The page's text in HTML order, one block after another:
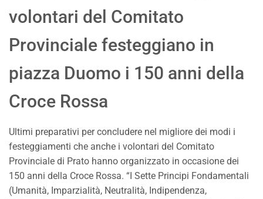
volontari del Comitato
Provinciale festeggiano in
piazza Duomo i 150 anni della
Croce Rossa
Ultimi preparativi per concludere nel migliore dei modi i
festeggiamenti che anche i volontari del Comitato
Provinciale di Prato hanno organizzato in occasione dei
150 anni della Croce Rossa. “I Sette Principi Fondamentali
(Umanità, Imparzialità, Neutralità, Indipendenza,